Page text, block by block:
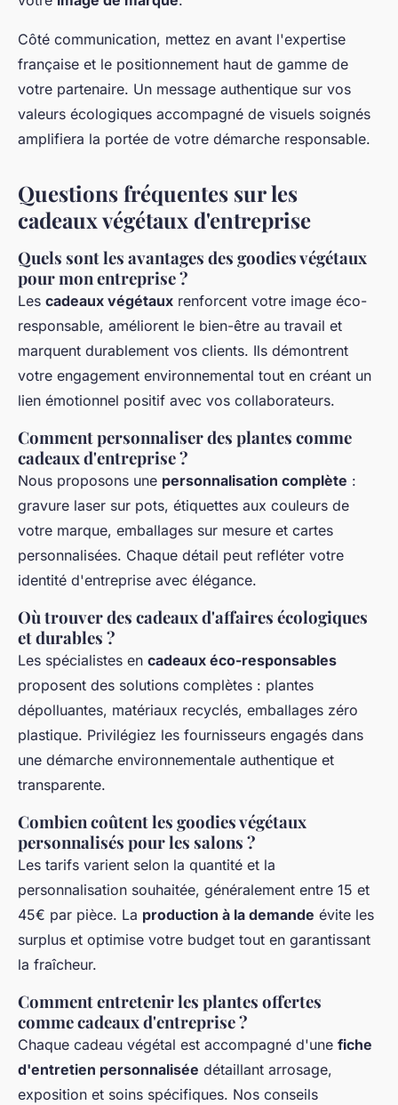
Côté communication, mettez en avant l'expertise
française et le positionnement haut de gamme de
votre partenaire. Un message authentique sur vos
valeurs écologiques accompagné de visuels soignés
amplifiera la portée de votre démarche responsable.
Questions fréquentes sur les
cadeaux végétaux d'entreprise
Quels sont les avantages des goodies végétaux
pour mon entreprise ?
Les cadeaux végétaux renforcent votre image éco-
responsable, améliorent le bien-être au travail et
marquent durablement vos clients. Ils démontrent
votre engagement environnemental tout en créant un
lien émotionnel positif avec vos collaborateurs.
Comment personnaliser des plantes comme
cadeaux d'entreprise ?
Nous proposons une personnalisation complète :
gravure laser sur pots, étiquettes aux couleurs de
votre marque, emballages sur mesure et cartes
personnalisées. Chaque détail peut refléter votre
identité d'entreprise avec élégance.
Où trouver des cadeaux d'affaires écologiques
et durables ?
Les spécialistes en cadeaux éco-responsables
proposent des solutions complètes : plantes
dépolluantes, matériaux recyclés, emballages zéro
plastique. Privilégiez les fournisseurs engagés dans
une démarche environnementale authentique et
transparente.
Combien coûtent les goodies végétaux
personnalisés pour les salons ?
Les tarifs varient selon la quantité et la
personnalisation souhaitée, généralement entre 15 et
45€ par pièce. La production à la demande évite les
surplus et optimise votre budget tout en garantissant
la fraîcheur.
Comment entretenir les plantes offertes
comme cadeaux d'entreprise ?
Chaque cadeau végétal est accompagné d'une fiche
d'entretien personnalisée détaillant arrosage,
exposition et soins spécifiques. Nos conseils